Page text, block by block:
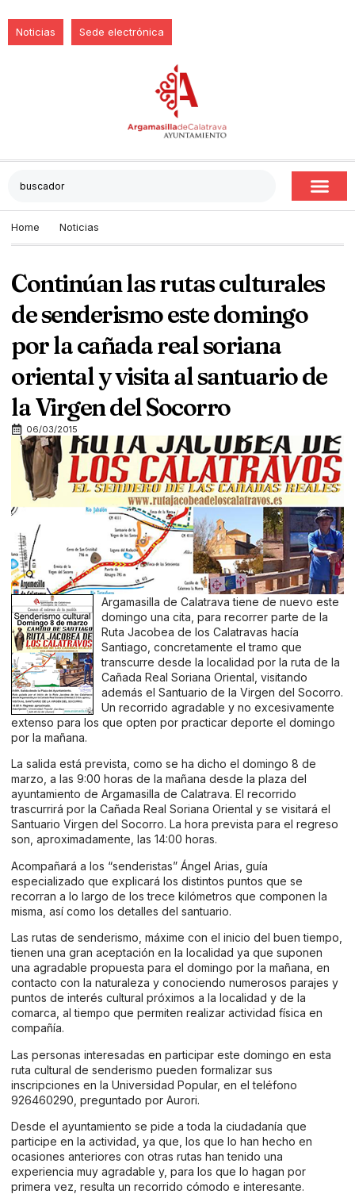
Noticias Sede electrónica
Home Noticias
Continúan las rutas culturales
de senderismo este domingo
por la cañada real soriana
oriental y visita al santuario de
la Virgen del Socorro
06/03/2015
Argamasilla de Calatrava tiene de nuevo este
domingo una cita, para recorrer parte de la
Ruta Jacobea de los Calatravas hacía
Santiago, concretamente el tramo que
transcurre desde la localidad por la ruta de la
Cañada Real Soriana Oriental, visitando
además el Santuario de la Virgen del Socorro.
Un recorrido agradable y no excesivamente
extenso para los que opten por practicar deporte el domingo
por la mañana.
La salida está prevista, como se ha dicho el domingo 8 de
marzo, a las 9:00 horas de la mañana desde la plaza del
ayuntamiento de Argamasilla de Calatrava. El recorrido
trascurrirá por la Cañada Real Soriana Oriental y se visitará el
Santuario Virgen del Socorro. La hora prevista para el regreso
son, aproximadamente, las 14:00 horas.
Acompañará a los “senderistas” Ángel Arias, guía
especializado que explicará los distintos puntos que se
recorran a lo largo de los trece kilómetros que componen la
misma, así como los detalles del santuario.
Las rutas de senderismo, máxime con el inicio del buen tiempo,
tienen una gran aceptación en la localidad ya que suponen
una agradable propuesta para el domingo por la mañana, en
contacto con la naturaleza y conociendo numerosos parajes y
puntos de interés cultural próximos a la localidad y de la
comarca, al tiempo que permiten realizar actividad física en
compañía.
Las personas interesadas en participar este domingo en esta
ruta cultural de senderismo pueden formalizar sus
inscripciones en la Universidad Popular, en el teléfono
926460290, preguntado por Aurori.
Desde el ayuntamiento se pide a toda la ciudadanía que
participe en la actividad, ya que, los que lo han hecho en
ocasiones anteriores con otras rutas han tenido una
experiencia muy agradable y, para los que lo hagan por
primera vez, resulta un recorrido cómodo e interesante.